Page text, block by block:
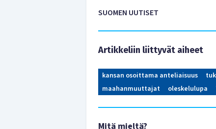
SUOMEN UUTISET
Artikkeliin liittyvät aiheet
kansan osoittama anteliaisuus
maahanmuuttajat
oleskelulupa
Mitä mieltä?